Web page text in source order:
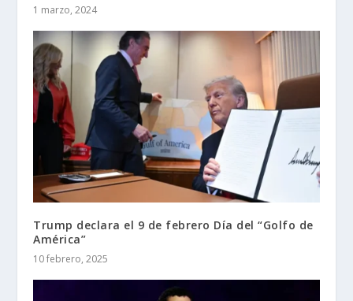
1 marzo, 2024
Trump declara el 9 de febrero Día del “Golfo de
América”
10 febrero, 2025